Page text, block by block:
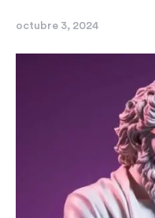
octubre 3, 2024